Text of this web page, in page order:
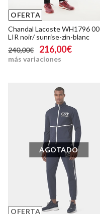
OFERTA
Chandal Lacoste WH1796 00
LIR noir/ sunrise-zin-blanc
240,00€
216,00€
más variaciones
OFERTA
AGOTADO